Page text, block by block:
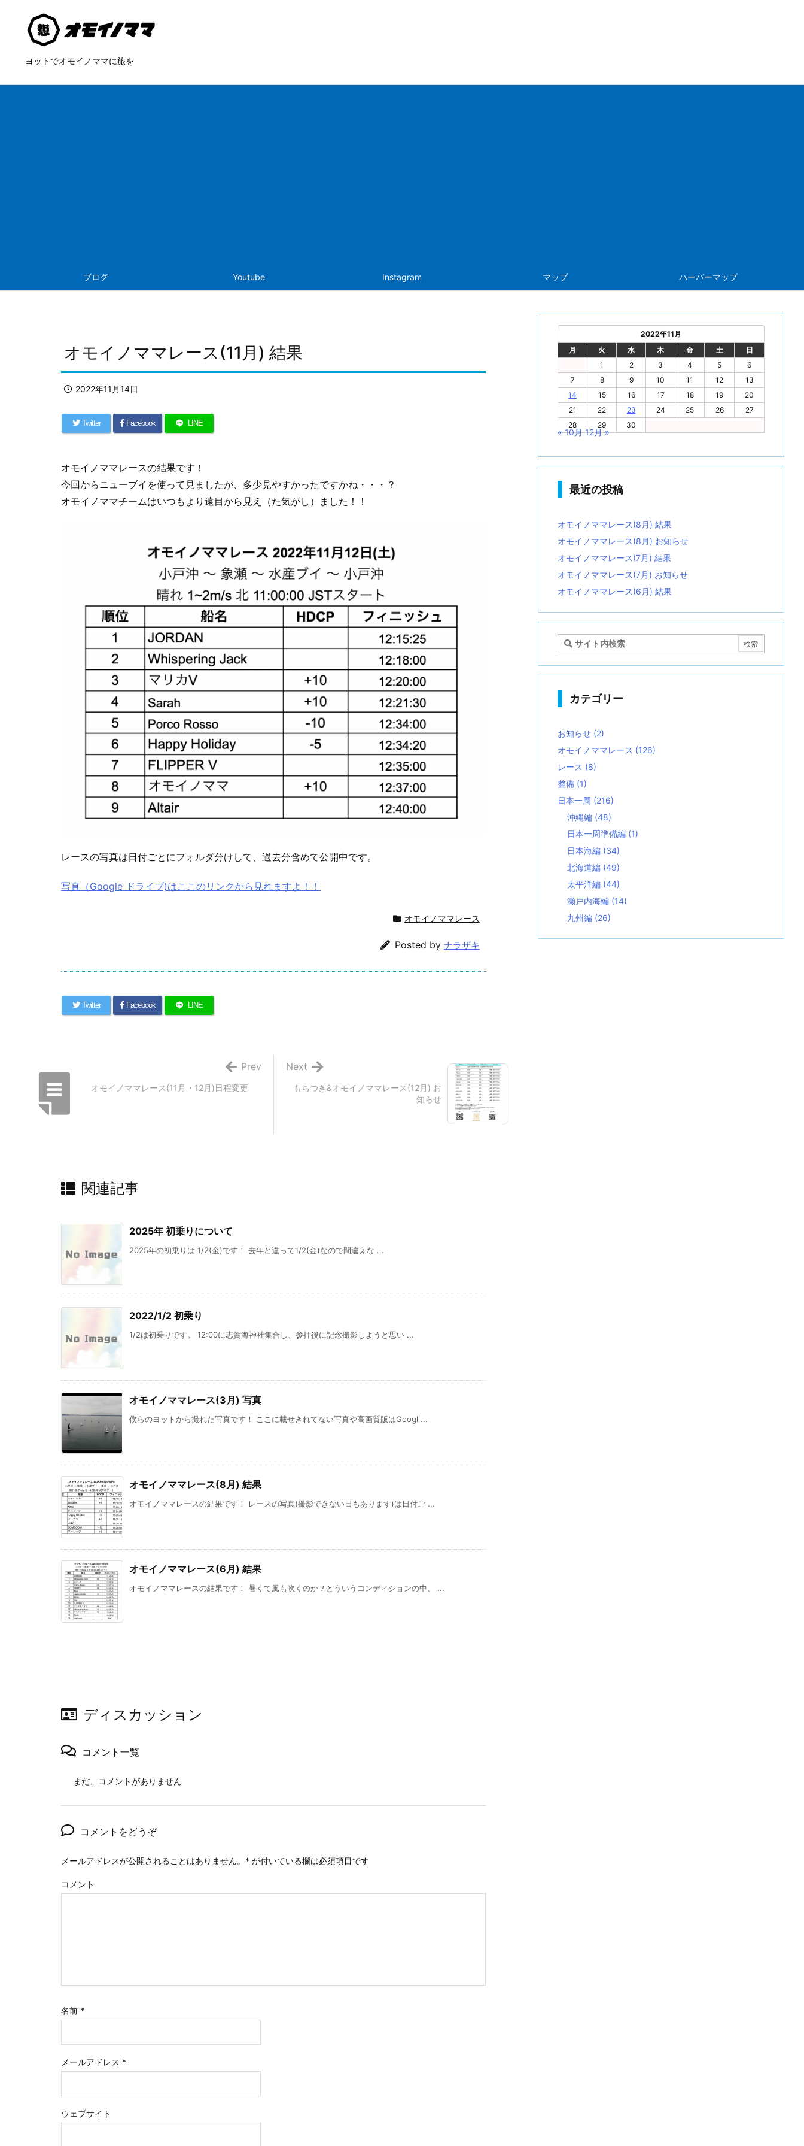
ヨットでオモイノママに旅を
ブログ Youtube Instagram マップ ハーバーマップ
オモイノママレース(11月) 結果
2022年11月14日
Twitter Facebook LINE
オモイノママレースの結果です！
今回からニューブイを使って見ましたが、多少見やすかったですかね・・・？
オモイノママチームはいつもより遠目から見え（た気がし）ました！！
レースの写真は日付ごとにフォルダ分けして、過去分含めて公開中です。
写真（Google ドライブ)はここのリンクから見れますよ！！
オモイノママレース
Posted by ナラザキ
Twitter Facebook LINE
もちつき&オモイノママレース(12月) お
知らせ
Next
オモイノママレース(11月・12月)日程変更
Prev
関連記事
2025年 初乗りについて
2025年の初乗りは 1/2(金)です！ 去年と違って1/2(金)なので間違えな ...
2022/1/2 初乗り
1/2は初乗りです。 12:00に志賀海神社集合し、参拝後に記念撮影しようと思い ...
オモイノママレース(3月) 写真
僕らのヨットから撮れた写真です！ ここに載せきれてない写真や高画質版はGoogl ...
オモイノママレース(8月) 結果
オモイノママレースの結果です！ レースの写真(撮影できない日もあります)は日付ご ...
オモイノママレース(6月) 結果
オモイノママレースの結果です！ 暑くて風も吹くのか？とういうコンディションの中、 ...
ディスカッション
コメント一覧
まだ、コメントがありません
コメントをどうぞ
メールアドレスが公開されることはありません。 * が付いている欄は必須項目です
コメント
名前 *
メールアドレス *
ウェブサイト
2022年11月
月
火 水 木 金 土
日
1
2 3 4 5
6
7
8 9 10 11 12
13
14
15 16 17 18 19
20
21
22 23 24 25 26
27
28
29 30
« 10月 12月 »
最近の投稿
オモイノママレース(8月) 結果
オモイノママレース(8月) お知らせ
オモイノママレース(7月) 結果
オモイノママレース(7月) お知らせ
オモイノママレース(6月) 結果
カテゴリー
お知らせ (2)
オモイノママレース (126)
レース (8)
整備 (1)
日本一周 (216)
沖縄編 (48)
日本一周準備編 (1)
日本海編 (34)
北海道編 (49)
太平洋編 (44)
瀬戸内海編 (14)
九州編 (26)